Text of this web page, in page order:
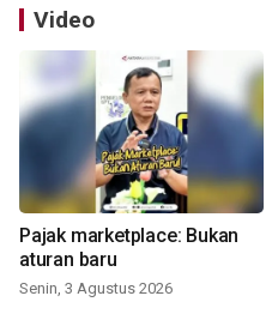
Video
Pajak marketplace: Bukan
aturan baru
Senin, 3 Agustus 2026